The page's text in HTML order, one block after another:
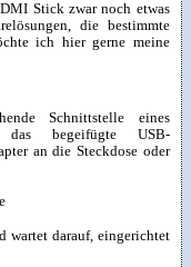
Stick zwar noch etwas
die bestimmte
ich hier gerne meine
Schnittstelle eines
das begeifügte USB-
an die Steckdose oder
wartet darauf, eingerichtet